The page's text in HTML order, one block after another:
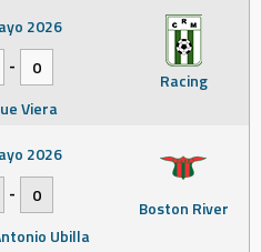
Racing
2026
-
0
Viera
Boston River
2026
-
0
Ubilla